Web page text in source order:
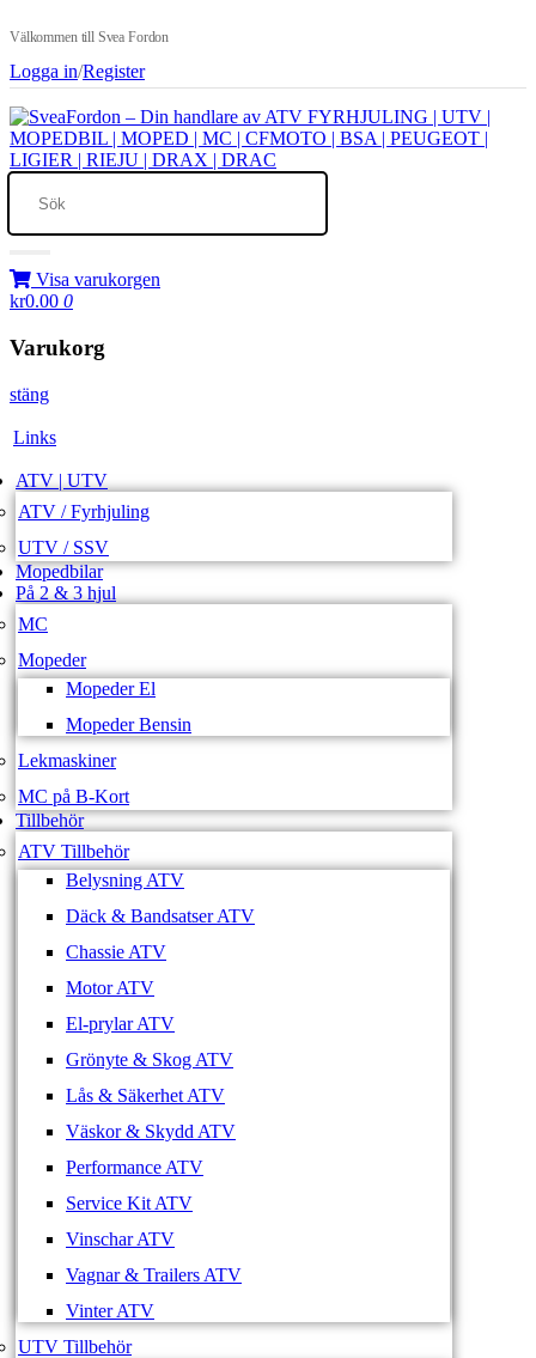
Välkommen till Svea Fordon
Logga in/Register
Visa varukorgen
kr0.00 0
Varukorg
stäng
Links
ATV | UTV
ATV / Fyrhjuling
UTV / SSV
Mopedbilar
På 2 & 3 hjul
MC
Mopeder
Mopeder El
Mopeder Bensin
Lekmaskiner
MC på B-Kort
Tillbehör
ATV Tillbehör
Belysning ATV
Däck & Bandsatser ATV
Chassie ATV
Motor ATV
El-prylar ATV
Grönyte & Skog ATV
Lås & Säkerhet ATV
Väskor & Skydd ATV
Performance ATV
Service Kit ATV
Vinschar ATV
Vagnar & Trailers ATV
Vinter ATV
UTV Tillbehör